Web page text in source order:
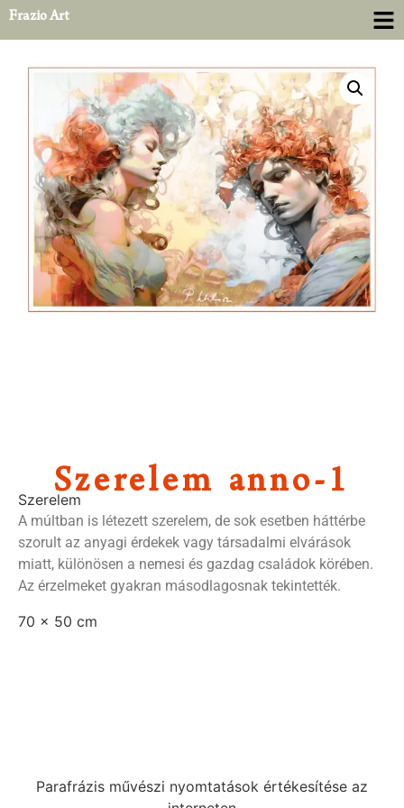
Frazio Art
Szerelem anno-1
Szerelem
A múltban is létezett szerelem, de sok esetben háttérbe
szorult az anyagi érdekek vagy társadalmi elvárások
miatt, különösen a nemesi és gazdag családok körében.
Az érzelmeket gyakran másodlagosnak tekintették.
70 x 50 cm
Parafrázis művészi nyomtatások értékesítése az